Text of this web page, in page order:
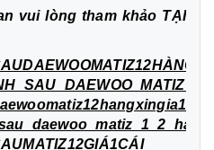
vui lòng tham khảo TẠI